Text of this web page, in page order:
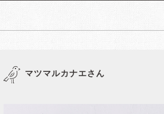
マツマルカナエさん